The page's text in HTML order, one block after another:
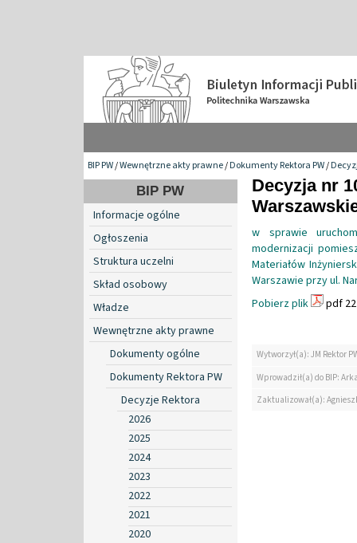
BIP PW/Wewnętrzne akty prawne/Dokumenty Rektora PW/
BIP PW
Informacje ogólne
Ogłoszenia
Struktura uczelni
Skład osobowy
Władze
Wewnętrzne akty prawne
Dokumenty ogólne
Dokumenty Rektora PW
Decyzje Rektora
2026
2025
2024
2023
2022
2021
2020
Decyzja nr
w sprawie
modernizacji
Materiałów
Warszawie przy ul.
Pobierz plik
pdf
Wytworzył(a): JM Rektor
Wprowadził(a) do BIP:
Zaktualizował(a):